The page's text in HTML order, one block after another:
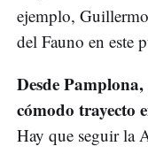
ejemplo,
del Fauno en este
Desde
cómodo trayecto
Hay que seguir la